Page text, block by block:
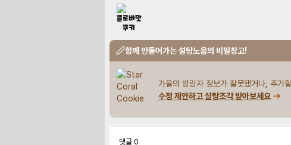
함께 만들어가는 설탕노움의 비밀창고!
가을의 방랑자 정보가 잘못됐거나, 추가
수정 제안하고 설탕조각 받아보세요
댓글 0